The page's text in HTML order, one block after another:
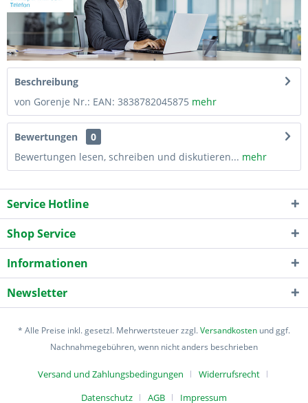
Beschreibung
von Gorenje Nr.: EAN: 3838782045875 mehr
Bewertungen
0
Bewertungen lesen, schreiben und diskutieren... mehr
Service Hotline
Shop Service
Informationen
Newsletter
* Alle Preise inkl. gesetzl. Mehrwertsteuer zzgl.Versandkosten und ggf.
Nachnahmegebühren, wenn nicht anders beschrieben
Versand und Zahlungsbedingungen
Widerrufsrecht
Datenschutz
AGB Impressum